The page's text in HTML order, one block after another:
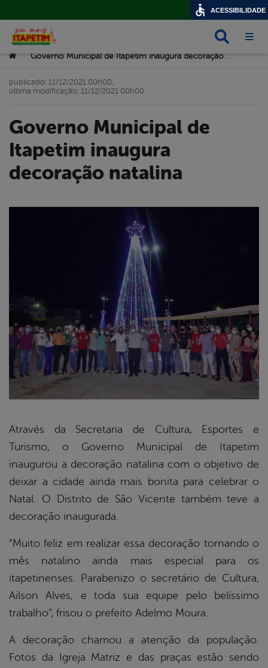
Você está aqui: Governo Municipal de Itapetim inaugura decoração natalina
Governo Municipal de
Itapetim inaugura
decoração natalina
publicado: 11/12/2021 00h00,
última modificação: 11/12/2021 00h00
Através da Secretaria de Cultura, Esportes e
Turismo, o Governo Municipal de Itapetim
inaugurou a decoração natalina com o objetivo de
deixar a cidade ainda mais bonita para celebrar o
Natal. O Distrito de São Vicente também teve a
decoração inaugurada.
“Muito feliz em realizar essa decoração tornando o
mês natalino ainda mais especial para os
itapetinenses. Parabenizo o secretário de Cultura,
Ailson Alves, e toda sua equipe pelo belíssimo
trabalho”, frisou o prefeito Adelmo Moura.
A decoração chamou a atenção da população.
Fotos da Igreja Matriz e das praças estão sendo
ACESSIBILIDADE